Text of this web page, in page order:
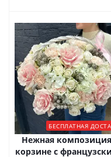
БЕСПЛАТНАЯ
Нежная
корзине с